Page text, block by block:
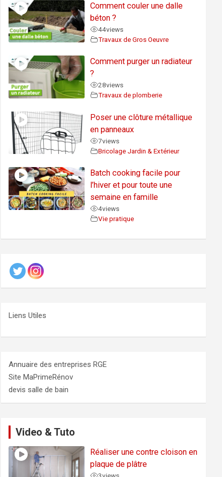
Comment couler une dalle
béton ?
44views
Travaux de Gros Oeuvre
Comment purger un radiateur
?
28views
Travaux de plomberie
Poser une clôture métallique
en panneaux
7views
Bricolage Jardin & Extérieur
Batch cooking facile pour
l’hiver et pour toute une
semaine en famille
4views
Vie pratique
Liens Utiles
Annuaire des entreprises RGE
Site MaPrimeRénov
devis salle de bain
Video & Tuto
Réaliser une contre cloison en
plaque de plâtre